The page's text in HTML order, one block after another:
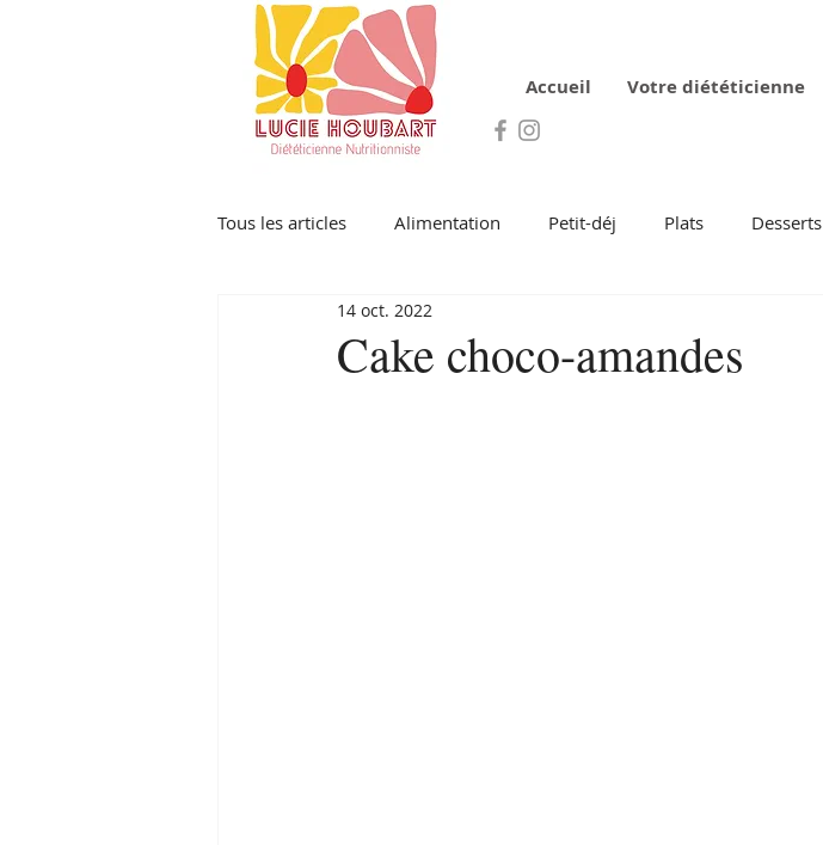
Accueil Votre diététicienne
Tous les articles Alimentation Petit-déj Plats Desserts
Cake choco-amandes
14 oct. 2022